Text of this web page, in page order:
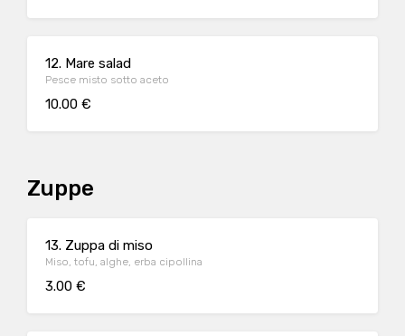
12. Mare salad
Pesce misto sotto aceto
10.00 €
Zuppe
13. Zuppa di miso
Miso, tofu, alghe, erba cipollina
3.00 €